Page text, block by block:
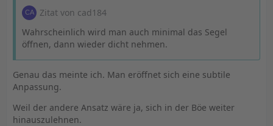
Zitat von cad184
Wahrscheinlich wird man auch minimal das Segel
öffnen, dann wieder dicht nehmen.
Genau das meinte ich. Man eröffnet sich eine subtile
Anpassung.
Weil der andere Ansatz wäre ja, sich in der Böe weiter
hinauszulehnen.